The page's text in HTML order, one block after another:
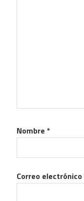
Nombre *
Correo electrónico